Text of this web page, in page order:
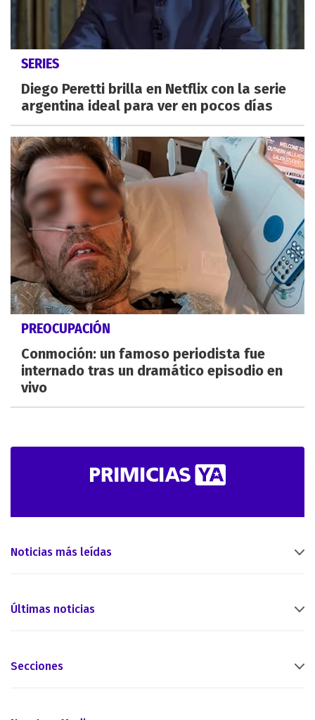
SERIES
Diego Peretti brilla en Netflix con la serie
argentina ideal para ver en pocos días
PREOCUPACIÓN
Conmoción: un famoso periodista fue
internado tras un dramático episodio en
vivo
Noticias más leídas
Últimas noticias
Secciones